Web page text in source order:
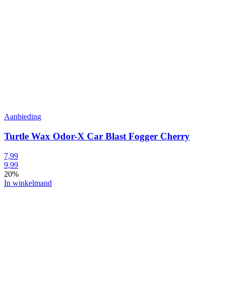
Aanbieding
Turtle Wax Odor-X Car Blast Fogger Cherry
7,99
9,99
20%
In winkelmand